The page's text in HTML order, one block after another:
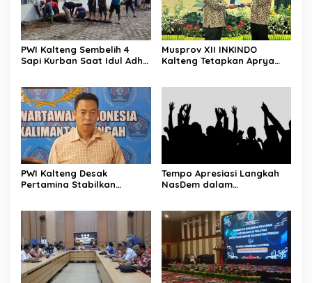
PWI Kalteng Sembelih 4
Sapi Kurban Saat Idul Adha
Musprov XII INKINDO
Kalteng Tetapkan Aprya
PWI Kalteng Desak
Pertamina Stabilkan
Tempo Apresiasi Langkah
NasDem dalam